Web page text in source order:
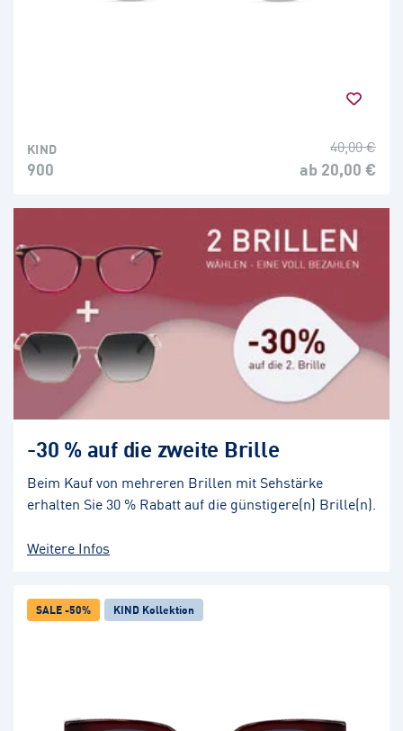
KIND
900
40,00 €
ab 20,00 €
-30 % auf die zweite Brille
Beim Kauf von mehreren Brillen mit Sehstärke
erhalten Sie 30 % Rabatt auf die günstigere(n) Brille(n).
Weitere Infos
SALE -50% KIND Kollektion